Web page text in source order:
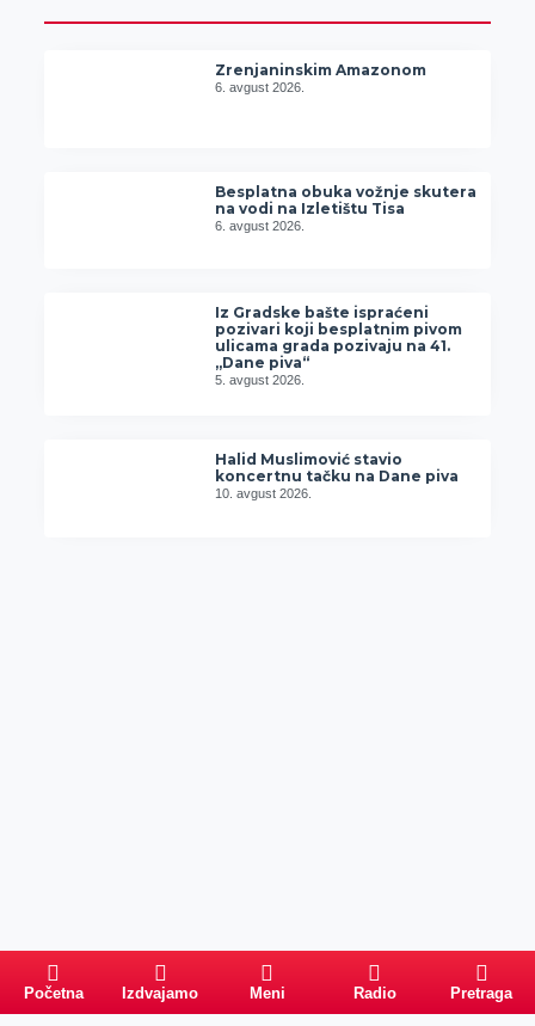
Zrenjaninskim Amazonom
6. avgust 2026.
Besplatna obuka vožnje skutera
na vodi na Izletištu Tisa
6. avgust 2026.
Iz Gradske bašte ispraćeni
pozivari koji besplatnim pivom
ulicama grada pozivaju na 41.
„Dane piva“
5. avgust 2026.
Halid Muslimović stavio
koncertnu tačku na Dane piva
10. avgust 2026.
Početna Izdvajamo Meni Radio Pretraga